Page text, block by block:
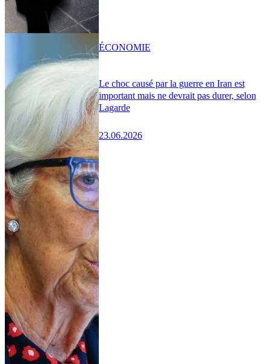
Le choc causé par la guerre en Iran est
important mais ne devrait pas durer, selon
Lagarde
23.06.2026
ÉCONOMIE